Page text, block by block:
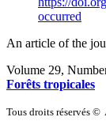
occurred
An article of the
Volume 29,
Forêts tropicales
Tous droits réservés